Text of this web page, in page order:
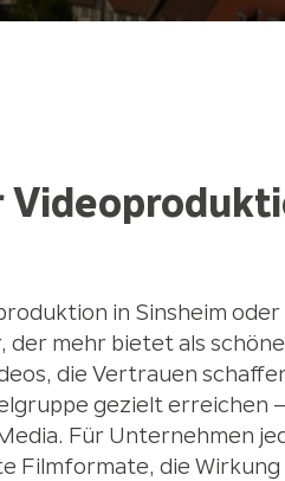
in Sinsheim
mehr bietet als
die Vertrauen
gezielt erreichen
Für Unternehmen
Filmformate, die Wirkung